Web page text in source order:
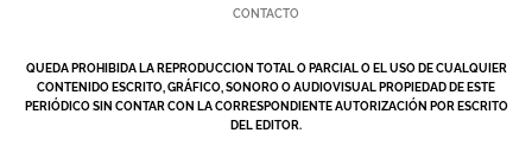
CONTACTO
QUEDA PROHIBIDA LA REPRODUCCION TOTAL O PARCIAL O EL USO DE CUALQUIER
CONTENIDO ESCRITO, GRÁFICO, SONORO O AUDIOVISUAL PROPIEDAD DE ESTE
PERIÓDICO SIN CONTAR CON LA CORRESPONDIENTE AUTORIZACIÓN POR ESCRITO
DEL EDITOR.